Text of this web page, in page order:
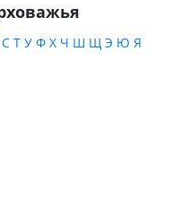
С Т У Ф Х Ч Ш Щ Э Ю Я